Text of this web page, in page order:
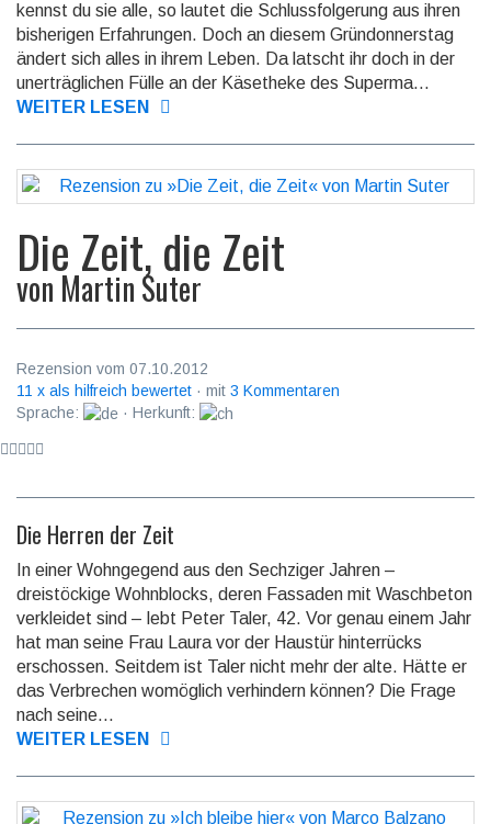
kennst du sie alle, so lautet die Schlussfolgerung aus ihren
bisherigen Erfahrungen. Doch an diesem Gründonnerstag
ändert sich alles in ihrem Leben. Da latscht ihr doch in der
unerträglichen Fülle an der Käsetheke des Superma...
WEITER LESEN
Die Zeit, die Zeit
von Martin Suter
Rezension vom 07.10.2012
11 x als hilfreich bewertet · mit 3 Kommentaren
Sprache:
· Herkunft:
Die Herren der Zeit
In einer Wohngegend aus den Sechziger Jahren –
dreistöckige Wohnblocks, deren Fassaden mit Waschbeton
verkleidet sind – lebt Peter Taler, 42. Vor genau einem Jahr
hat man seine Frau Laura vor der Haustür hinterrücks
erschossen. Seitdem ist Taler nicht mehr der alte. Hätte er
das Verbrechen womöglich verhindern können? Die Frage
nach seine...
WEITER LESEN